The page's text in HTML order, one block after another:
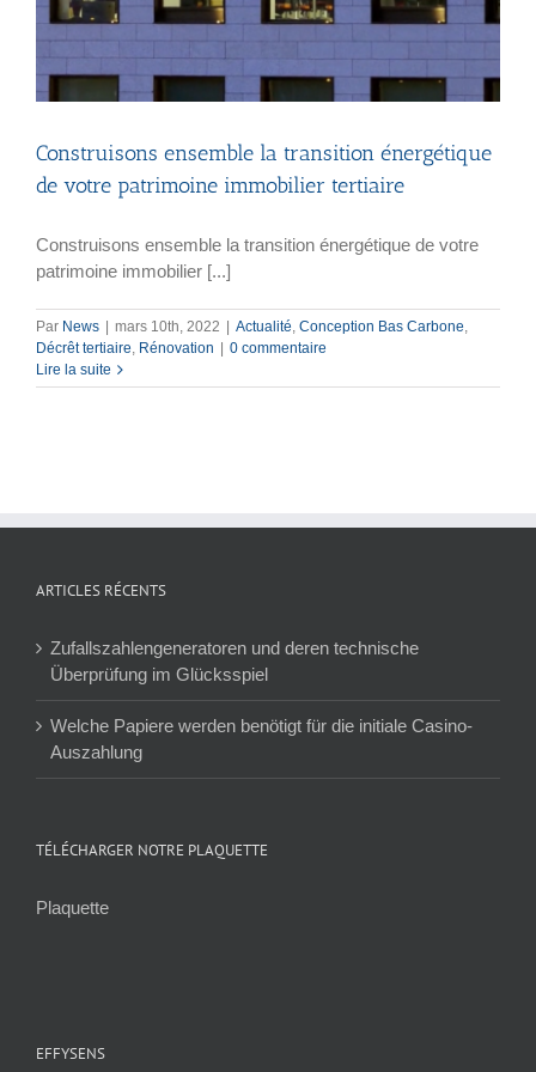
Construisons ensemble la transition énergétique
de votre patrimoine immobilier tertiaire
Construisons ensemble la transition énergétique de votre
patrimoine immobilier [...]
Par News | mars 10th, 2022 | Actualité Conception Bas Carbone
Décrêt tertiaire Rénovation | 0 commentaire
Lire la suite
ARTICLES RÉCENTS
Zufallszahlengeneratoren und deren technische
Überprüfung im Glücksspiel
Welche Papiere werden benötigt für die initiale Casino-
Auszahlung
TÉLÉCHARGER NOTRE PLAQUETTE
Plaquette
EFFYSENS